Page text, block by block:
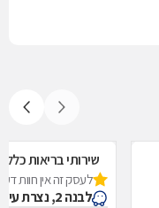
שירותי בריאות
לעסק זה אין חוות
לבנה 2, נצרת עילית (נוף הגליל)